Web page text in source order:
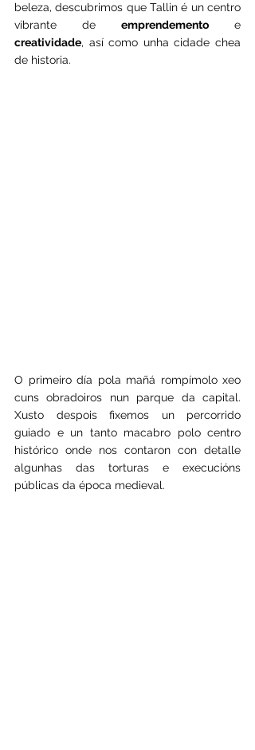
beleza, descubrimos que Tallin é un centro
vibrante de emprendemento
creatividade, así como unha cidade chea
de historia.
O primeiro día pola mañá rompímolo xeo
cuns obradoiros nun parque da capital.
Xusto despois fixemos un percorrido
guiado e un tanto macabro polo centro
histórico onde nos contaron con detalle
algunhas das torturas e execucións
públicas da época medieval.